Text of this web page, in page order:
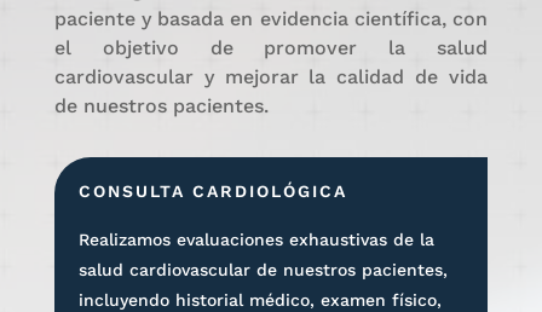
paciente y basada en evidencia científica, con
el objetivo de promover la salud
cardiovascular y mejorar la calidad de vida
de nuestros pacientes.
CONSULTA CARDIOLÓGICA
Realizamos evaluaciones exhaustivas de la
salud cardiovascular de nuestros pacientes,
incluyendo historial médico, examen físico,